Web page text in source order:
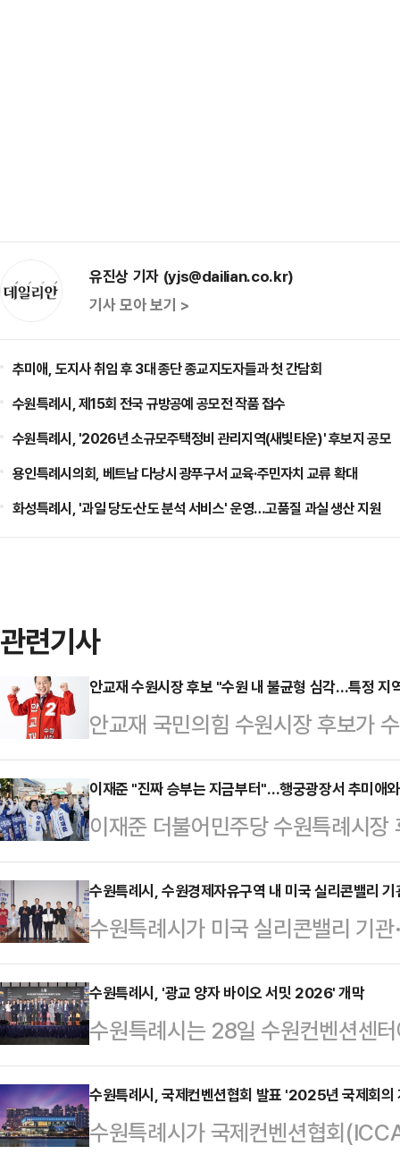
유진상 기자 (yjs@dailian.co.kr)
기사 모아 보기 >
추미애, 도지사 취임 후 3대 종단 종교지도자들과 첫 간담회
수원특례시, 제15회 전국 규방공예 공모전 작품 접수
수원특례시, '2026년 소규모주택정비 관리지역(새빛타운)' 후보지 공모
용인특례시의회, 베트남 다낭시 광푸구서 교육·주민자치 교류 확대
화성특례시, '과일 당도·산도 분석 서비스' 운영…고품질 과실 생산 지원
관련기사
안교재 수원시장 후보 "수원 내 불균형 심각…특정 지
안교재 국민의힘 수원시장 후보가
정조준하며 표심 잡기에 나섰다.안
화가 심각하다고 말하지만, 그 문제
"바로 수원"이라고 밝혔다.그는 수
"어떤 곳은 GTX와 신도시 개발의
부족한 교육시설 속에 놓여 있다"
가를 걸어서 가지만, 어떤 아이는
육 격…
이재준 "진짜 승부는 지금부터"…행궁광장서 추미애
이재준 더불어민주당 수원특례시
미애 더불어민주당 경기도지사 후
위한 경기도 차원의 전폭적인 지원
추 후보에게 수원 발전 정책이 담
달했다. 제안서에는 수원 경제자유
로드 글로벌 축제화, 수도권정비계
심 과제로 담겼다.이 후보는 "세계
계인이 평생 꼭 한 번 오…
수원특례시, 수원경제자유구역 내 미국 실리콘밸리 기
수원특례시가 미국 실리콘밸리 기
유치 등을 위해 협력하기로 했다.
연계해 29일 수원컨벤션센터에서
(KSEA SVC)와 '수원 경제자유구
위한 업무협약'을, 실리콘밸리 기반
이(Plug and Play)' 본사와 '첨단산
체결하고, 실리콘밸리 혁신 네트워
수원특례시, '광교 양자 바이오 서밋 2026' 개막
수원특례시는 28일 수원컨벤션센
Quantum Bio Summit 2026)' 개
리는 광교 양자 바이오 서밋 2026
통한 미래산업 방향과 글로벌 협력
수원특례시, 국제컨벤션협회 발표 '2025년 국제회의
수원특례시가 국제컨벤션협회